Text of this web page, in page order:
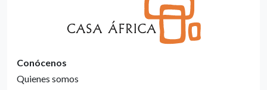
Conócenos
Quienes somos